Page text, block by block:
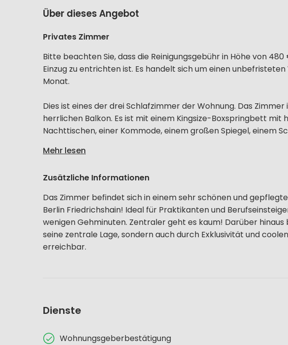
Über dieses Angebot
Privates Zimmer
Bitte beachten Sie, dass die Reinigungsgebühr in Höhe von
Einzug zu entrichten ist. Es handelt sich um einen
Monat.
Dies ist eines der drei Schlafzimmer der Wohnung. Das
herrlichen Balkon. Es ist mit einem Kingsize-Boxspringbett
Nachttischen, einer Kommode, einem großen Spiegel, einem
Mehr lesen
Zusätzliche Informationen
Das Zimmer befindet sich in einem sehr schönen und
Berlin Friedrichshain! Ideal für Praktikanten und
wenigen Gehminuten. Zentraler geht es kaum! Darüber
seine zentrale Lage, sondern auch durch Exklusivität und
erreichbar.
Dienste
Wohnungsgeberbestätigung